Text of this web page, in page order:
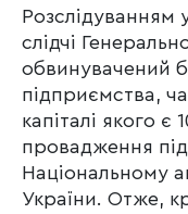
Розслідуванням
слідчі
обвинувачений
підприємства,
капіталі якого
провадження
Національному
України. Отже,